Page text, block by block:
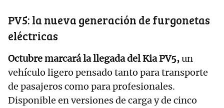
PV5: la nueva generación de furgonetas
eléctricas
Octubre marcará la llegada del Kia PV5,un
vehículo ligero pensado tanto para transporte
de pasajeros como para profesionales.
Disponible en versiones de carga y de cinco